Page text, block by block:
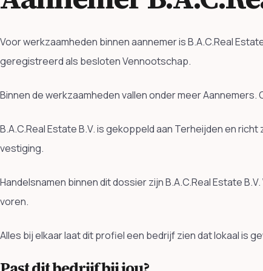
Voor werkzaamheden binnen aannemer is B.A.C.Real
geregistreerd als besloten Vennootschap.
Binnen de werkzaamheden vallen onder meer
B.A.C.Real Estate B.V. is gekoppeld aan Terheijden en
vestiging.
Handelsnamen binnen dit dossier zijn B.A.C.Real Estate
voren.
Alles bij elkaar laat dit profiel een bedrijf zien dat lokaal is